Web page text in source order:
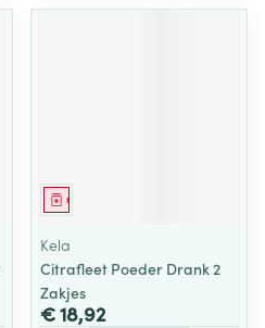
Geneesmiddel
Kela
Citrafleet Poeder Drank 2
Zakjes
€ 18,92